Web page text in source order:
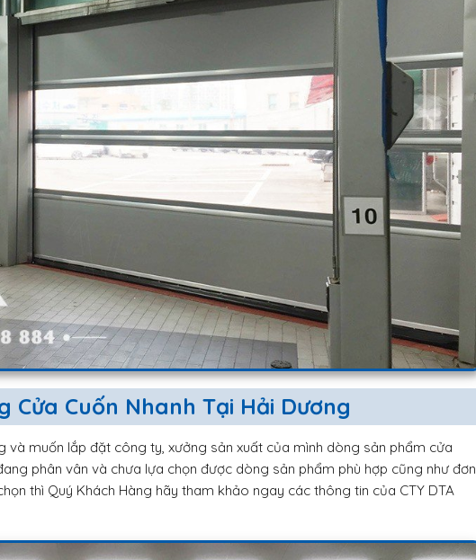
Cửa Cuốn Nhanh Tại Hải Dương
và muốn lắp đặt công ty, xưởng sản xuất của mình dòng sản phẩm cửa
phân vân và chưa lựa chọn được dòng sản phẩm phù hợp cũng như đơn
thì Quý Khách Hàng hãy tham khảo ngay các thông tin của CTY DTA